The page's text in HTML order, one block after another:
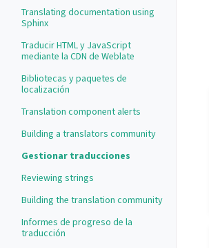
Translating documentation using
Sphinx
Traducir HTML y JavaScript
mediante la CDN de Weblate
Bibliotecas y paquetes de
localización
Translation component alerts
Building a translators community
Gestionar traducciones
Reviewing strings
Building the translation community
Informes de progreso de la
traducción